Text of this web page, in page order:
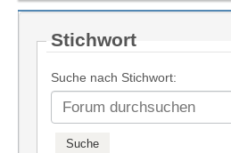
Stichwort
Suche nach Stichwort: